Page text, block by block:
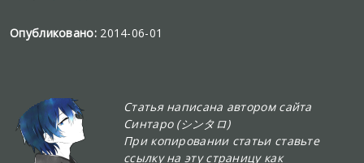
Опубликовано:2014-06-01
Статья написана автором сайта
Синтаро (シンタロ)
При копировании статьи ставьте
ссылку на эту страницу как